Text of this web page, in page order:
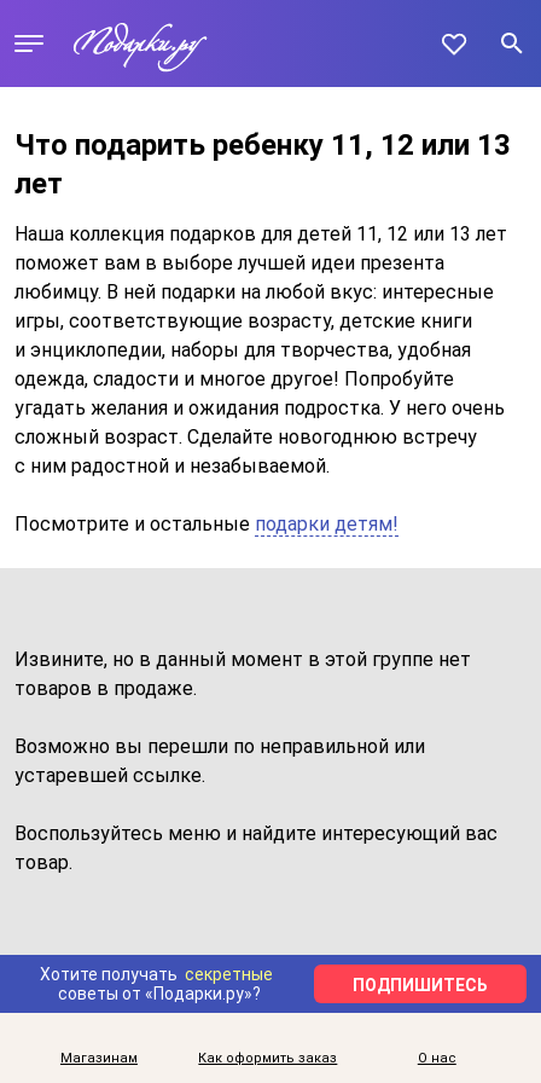
Что подарить ребенку 11, 12 или 13
лет
Наша коллекция подарков для детей 11, 12 или 13 лет
поможет вам в выборе лучшей идеи презента
любимцу. В ней подарки на любой вкус: интересные
игры, соответствующие возрасту, детские книги
и энциклопедии, наборы для творчества, удобная
одежда, сладости и многое другое! Попробуйте
угадать желания и ожидания подростка. У него очень
сложный возраст. Сделайте новогоднюю встречу
с ним радостной и незабываемой.
Посмотрите и остальные подарки детям!
Извините, но в данный момент в этой группе нет
товаров в продаже.
Возможно вы перешли по неправильной или
устаревшей ссылке.
Воспользуйтесь меню и найдите интересующий вас
товар.
Хотите получать секретные
советы от «Подарки.ру»?
ПОДПИШИТЕСЬ
Магазинам Как оформить заказ О нас